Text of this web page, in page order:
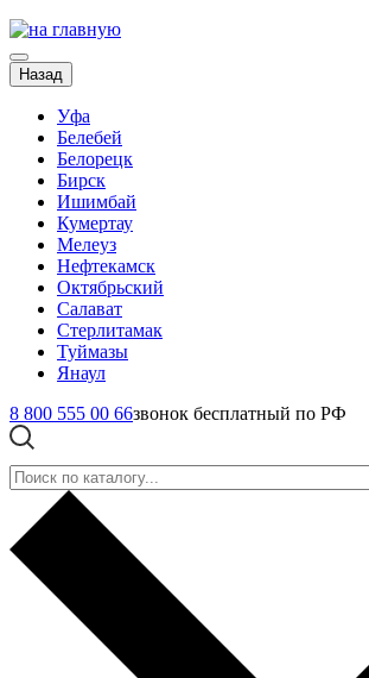
Назад
Уфа
Белебей
Белорецк
Бирск
Ишимбай
Кумертау
Мелеуз
Нефтекамск
Октябрьский
Салават
Стерлитамак
Туймазы
Янаул
8 800 555 00 66звонок бесплатный по РФ